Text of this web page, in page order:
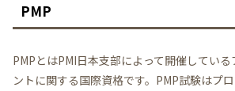
PMP
PMPとはPMI日本支部によって開催してい
ントに関する国際資格です。PMP試験はプ